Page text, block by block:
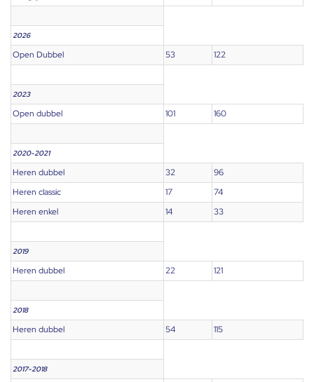
2026
Open Dubbel 53 122
2023
Open dubbel 101 160
2020-2021
Heren dubbel 32
96
Heren classic
17
74
Heren enkel
14 33
2019
Heren dubbel 22 121
2018
Heren dubbel 54 115
2017-2018